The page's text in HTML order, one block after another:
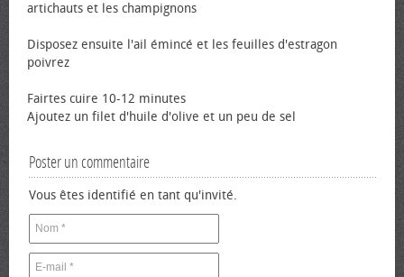
artichauts et les champignons
Disposez ensuite l'ail émincé et les feuilles d'estragon
poivrez
Fairtes cuire 10-12 minutes
Ajoutez un filet d'huile d'olive et un peu de sel
Poster un commentaire
Vous êtes identifié en tant qu'invité.